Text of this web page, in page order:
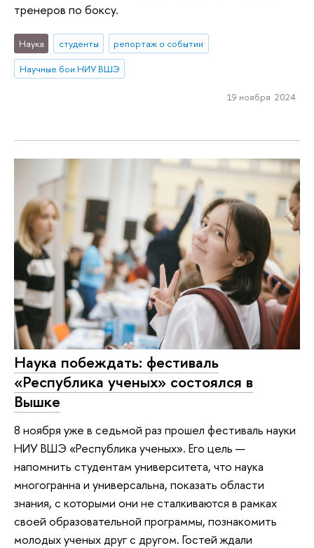
тренеров по боксу.
Наука студенты
репортаж о событии
Научные бои НИУ ВШЭ
19 ноября 2024
Наука побеждать: фестиваль
«Республика ученых» состоялся в
Вышке
8 ноября уже в седьмой раз прошел фестиваль науки
НИУ ВШЭ «Республика ученых». Его цель —
напомнить студентам университета, что наука
многогранна и универсальна, показать области
знания, с которыми они не сталкиваются в рамках
своей образовательной программы, познакомить
молодых ученых друг с другом. Гостей ждали